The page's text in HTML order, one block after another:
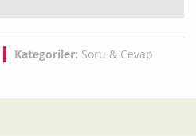
Kategoriler: Soru & Cevap